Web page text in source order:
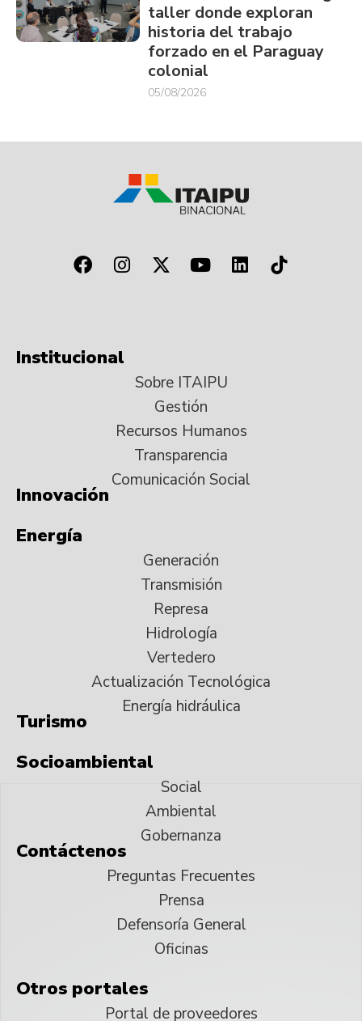
taller donde exploran
historia del trabajo
forzado en el Paraguay
colonial
05/08/2026
Institucional
Sobre ITAIPU
Gestión
Recursos Humanos
Transparencia
Comunicación Social
Innovación
Energía
Generación
Transmisión
Represa
Hidrología
Vertedero
Actualización Tecnológica
Energía hidráulica
Turismo
Socioambiental
Social
Ambiental
Gobernanza
Contáctenos
Preguntas Frecuentes
Prensa
Defensoría General
Oficinas
Otros portales
Portal de proveedores